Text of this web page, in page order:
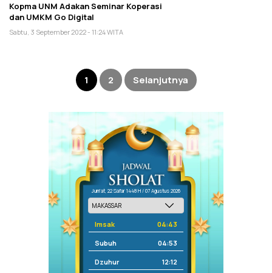
Kopma UNM Adakan Seminar Koperasi
dan UMKM Go Digital
Sabtu, 3 September 2022 - 11:24 WITA
Paginasi
1 2 Selanjutnya
Jum'at, 22 Safar 1448 H / 07 Agustus 2026
Imsak 04:43
Subuh 04:53
Dzuhur 12:12